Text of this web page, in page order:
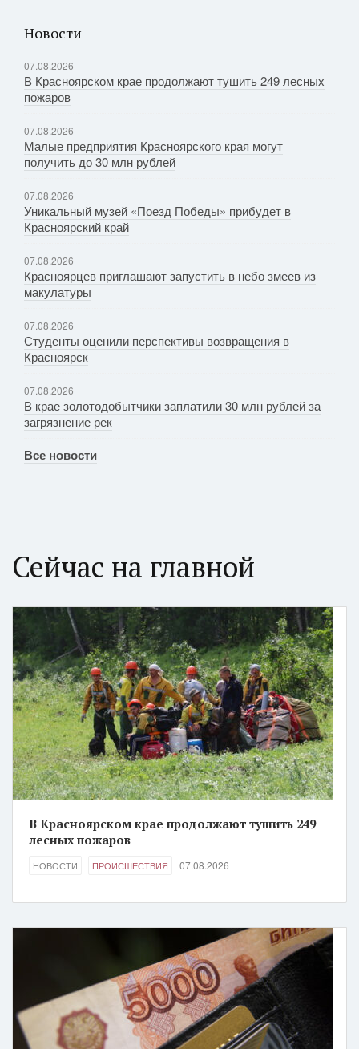
Новости
07.08.2026
В Красноярском крае продолжают тушить 249 лесных
пожаров
07.08.2026
Малые предприятия Красноярского края могут
получить до 30 млн рублей
07.08.2026
Уникальный музей «Поезд Победы» прибудет в
Красноярский край
07.08.2026
Красноярцев приглашают запустить в небо змеев из
макулатуры
07.08.2026
Студенты оценили перспективы возвращения в
Красноярск
07.08.2026
В крае золотодобытчики заплатили 30 млн рублей за
загрязнение рек
Все новости
Сейчас на главной
В Красноярском крае продолжают тушить 249
лесных пожаров
НОВОСТИ ПРОИСШЕСТВИЯ 07.08.2026